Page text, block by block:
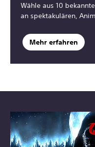
Wähle aus 10
an spektakulären,
Mehr erfahren